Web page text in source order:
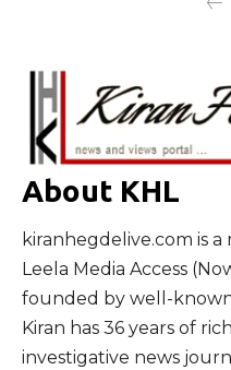
About KHL
kiranhegdelive.com is
Leela Media Access
founded by well-
Kiran has 36 years of
investigative news